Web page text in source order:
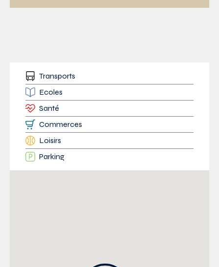
Transports
Ecoles
Santé
Commerces
Loisirs
Parking